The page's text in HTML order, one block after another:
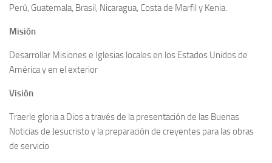
Perú, Guatemala, Brasil, Nicaragua, Costa de Marfil y Kenia.
Misión
Desarrollar Misiones e Iglesias locales en los Estados Unidos de
América y en el exterior
Visión
Traerle gloria a Dios a través de la presentación de las Buenas
Noticias de Jesucristo y la preparación de creyentes para las obras
de servicio